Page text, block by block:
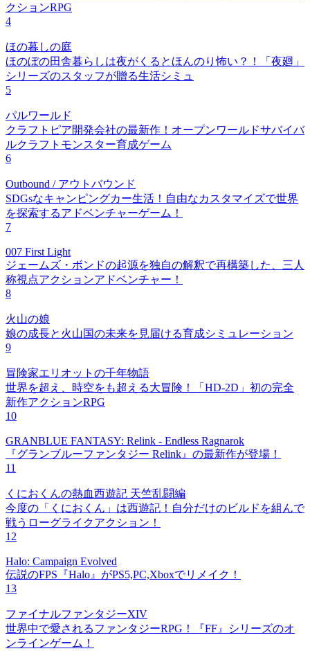
クションRPG
4
ほの暮しの庭
ほのぼの田舎暮らしは夜がくるとほんのり怖い？！「夜廻」
シリーズのスタッフが贈る生活シミュ
5
パルワールド
クラフトピア開発会社の最新作！オープンワールドサバイバ
ルクラフトモンスター育成ゲーム
6
Outbound / アウトバウンド
SDGsなキャンピングカー生活！自由なカスタマイズで世界
を探索するアドベンチャーゲーム！
7
007 First Light
ジェームズ・ボンドの起源を独自の解釈で再構築した、三人
称視点アクションアドベンチャー！
8
火山の娘
娘の成長と火山国の未来を見届ける育成シミュレーション
9
冒険家エリオットの千年物語
世界を超え、時空をも超える大冒険！「HD-2D」初の完全
新作アクションRPG
10
GRANBLUE FANTASY: Relink - Endless Ragnarok
『グランブルーファンタジー Relink』の最新作が登場！
11
くにおくんの熱血西遊記 天竺乱闘編
今度の「くにおくん」は西遊記！自分だけのビルドを組んで
戦うローグライクアクション！
12
Halo: Campaign Evolved
伝説のFPS『Halo』がPS5,PC,Xboxでリメイク！
13
ファイナルファンタジーXIV
世界中で愛されるファンタジーRPG！『FF』シリーズのオ
ンラインゲーム！